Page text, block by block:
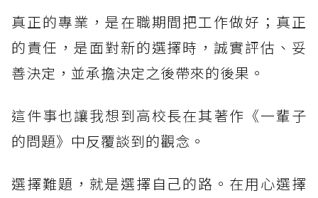
真正的專業，是在職期間把工作做好；真正
的責任，是面對新的選擇時，誠實評估、妥
善決定，並承擔決定之後帶來的後果。
這件事也讓我想到高校長在其著作《一輩子
的問題》中反覆談到的觀念。
選擇難題，就是選擇自己的路。在用心選擇